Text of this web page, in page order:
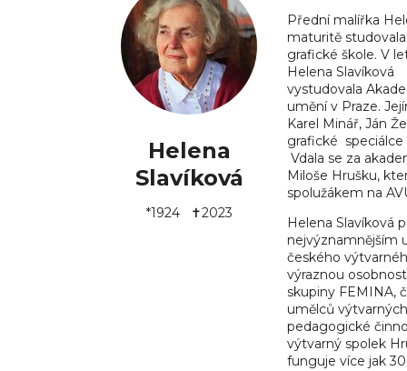
Helena
Slavíková
*1924 ✝2023
Přední malířka
maturitě
grafické škole. V
Helena Slavíková
vystudovala
umění v Praze.
Karel Minář, Ján
grafické speciálce
Vdala se za
Miloše Hrušku,
spolužákem na
Helena Slavíková
nejvýznamnějším
českého
výraznou
skupiny FEMINA,
umělců
pedagogické
výtvarný spolek
funguje více jak